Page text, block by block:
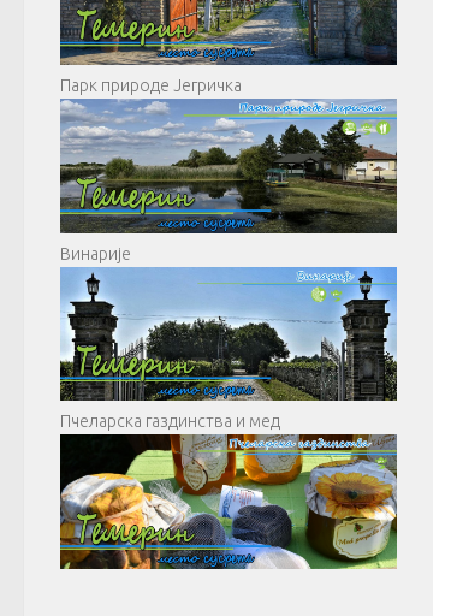
Парк природе Јегричка
Винарије
Пчеларска газдинства и мед